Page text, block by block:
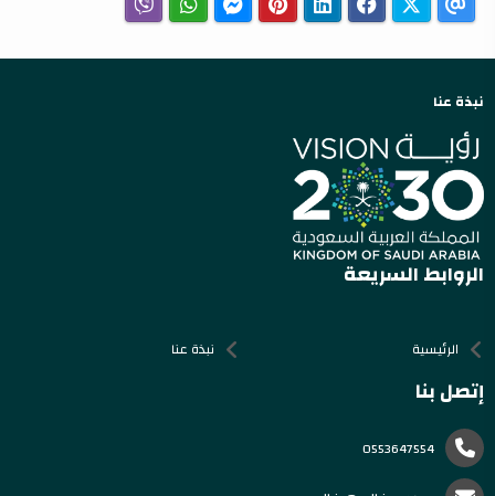
نبذة عنا
الروابط السريعة
الرئيسية نبذة عنا
إتصل بنا
0553647554